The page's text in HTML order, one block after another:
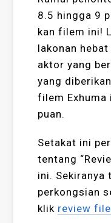
8.5 hingga 9
kan filem ini!
lakonan
aktor yang
yang
filem Exhuma
puan.
Setakat ini
tentang
ini. Sekiranya
perkongsian
klik review